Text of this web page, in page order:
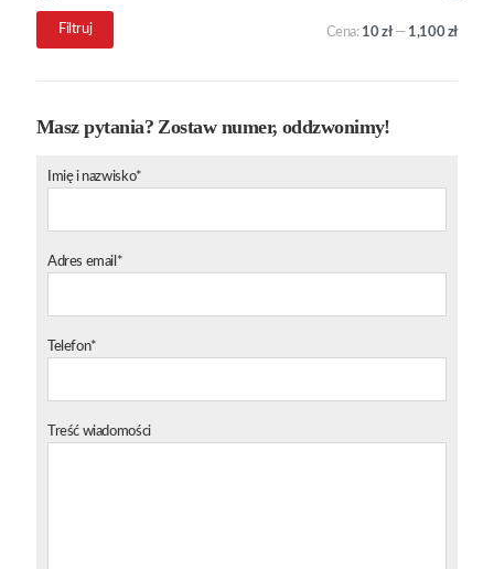
Cena
Cena
Filtruj Cena: 10 zł— 1,100 zł
Masz pytania? Zostaw numer, oddzwonimy!
Imię i nazwisko*
Adres email*
Telefon*
Treść wiadomości